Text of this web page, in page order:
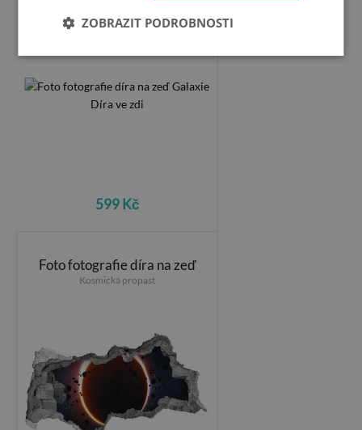
599 Kč
Foto fotografie díra na zeď
Kosmická propast
ZOBRAZIT PODROBNOSTI